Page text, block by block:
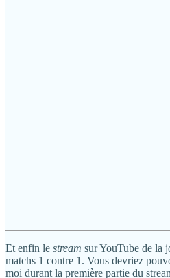
Et enfin le stream sur YouTube de la
matchs 1 contre 1. Vous devriez
moi durant la première partie du